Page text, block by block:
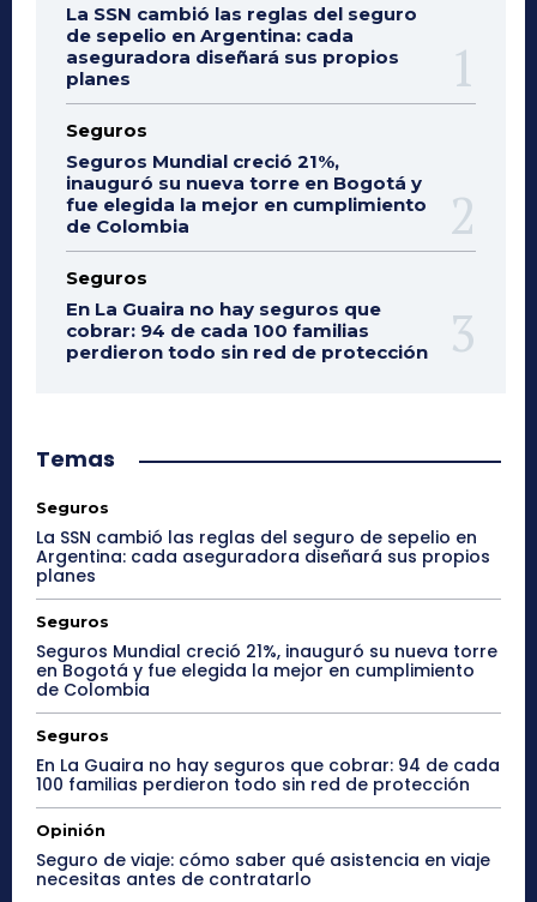
La SSN cambió las reglas del seguro
de sepelio en Argentina: cada
aseguradora diseñará sus propios
planes
Seguros
Seguros Mundial creció 21%,
inauguró su nueva torre en Bogotá y
fue elegida la mejor en cumplimiento
de Colombia
Seguros
En La Guaira no hay seguros que
cobrar: 94 de cada 100 familias
perdieron todo sin red de protección
Temas
Seguros
La SSN cambió las reglas del seguro de sepelio en
Argentina: cada aseguradora diseñará sus propios
planes
Seguros
Seguros Mundial creció 21%, inauguró su nueva torre
en Bogotá y fue elegida la mejor en cumplimiento
de Colombia
Seguros
En La Guaira no hay seguros que cobrar: 94 de cada
100 familias perdieron todo sin red de protección
Opinión
Seguro de viaje: cómo saber qué asistencia en viaje
necesitas antes de contratarlo